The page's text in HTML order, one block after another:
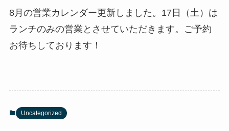
8月の営業カレンダー更新しました。17日（土）は
ランチのみの営業とさせていただきます。ご予約
お待ちしております！
Uncategorized